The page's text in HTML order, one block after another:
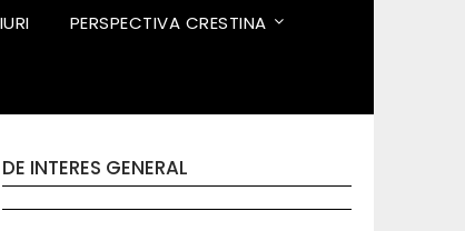
PERSPECTIVA CRESTINA
DE INTERES GENERAL